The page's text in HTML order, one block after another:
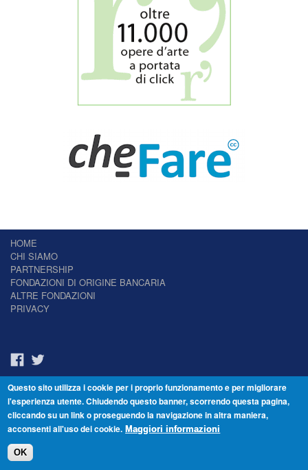
HOME
CHI SIAMO
PARTNERSHIP
FONDAZIONI DI ORIGINE BANCARIA
ALTRE FONDAZIONI
PRIVACY
Il Giornale delle Fondazioni - Periodico telematico
Reg. Tribunale n.7 del 22/07/2014 – ISSN 2421-2466
© Fondazione Venezia 2000 - Dorsoduro 3488/U - 30123 Venezia - Italia -
Questo sito utilizza i cookie per i proprio funzionamento e per migliorare
l'esperienza utente. Chiudendo questo banner, scorrendo questa pagina,
cliccando su un link o proseguendo la navigazione in altra maniera,
acconsenti all'uso dei cookie. Maggiori informazioni
OK